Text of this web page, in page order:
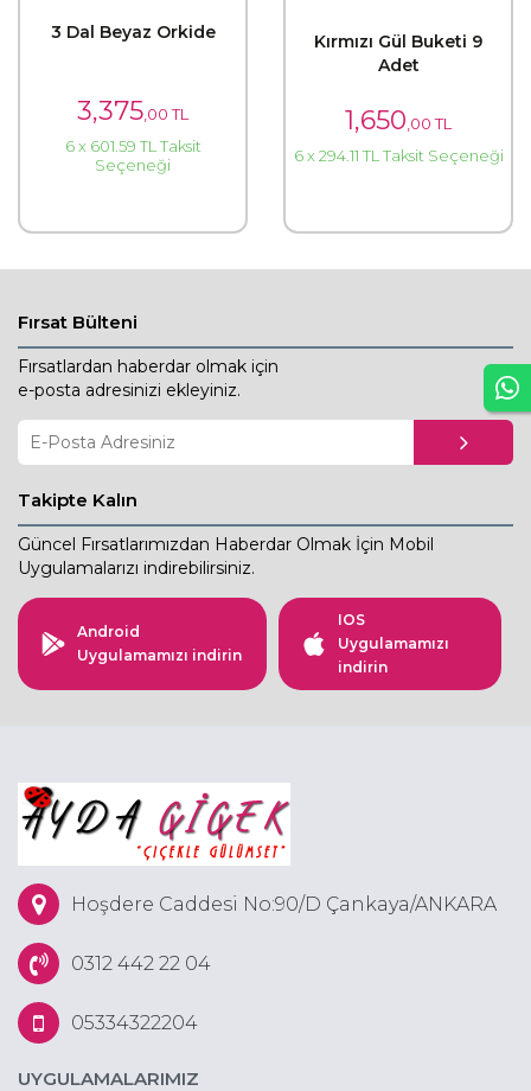
3 Dal Beyaz Orkide
3,375 ,00 TL
6 x 601.59 TL Taksit
Seçeneği
Kırmızı Gül Buketi 9
Adet
1,650 ,00 TL
6 x 294.11 TL Taksit Seçeneği
Fırsat Bülteni
Fırsatlardan haberdar olmak için
e-posta adresinizi ekleyiniz.
Takipte Kalın
Güncel Fırsatlarımızdan Haberdar Olmak İçin Mobil
Uygulamalarızı indirebilirsiniz.
Android
Uygulamamızı indirin
IOS
Uygulamamızı
indirin
Hoşdere Caddesi No:90/D Çankaya/ANKARA
0312 442 22 04
05334322204
UYGULAMALARIMIZ